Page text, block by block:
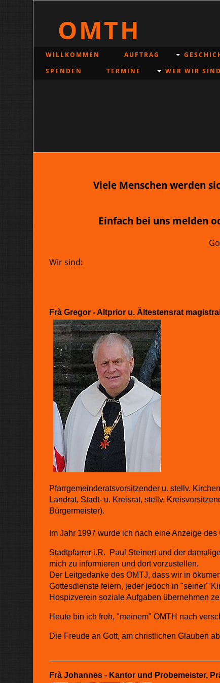
OMTH
WILLKOMMEN AUFTRAG
SPENDEN
TERMINE WER WIR SIND
Viele Menschen werden
Einfach bei uns melden
Wir
Frà Gregor - Altprior u. Ältestensrat
Pfarrgemeinderatsvorsitzender u. stellv.
Landrat, Stadt- u. Kreisrat, stellv.
Bürgermeister).
Im Jahr 1997 wurde ich nach eine Anzeige
Stadtpfarrer i.R. Paul Steinert und der
mich zu informieren und dort vorzustellen.
Der Leitgedanke des OMTJ, dass wir in
Gottesdienste feiern, jeder jedoch in "seiner"
Hospizverein soziale Aufgaben übernehmen
Heute bin ich froh, "meinem" OMTH nach
Die Freude an Gott, am christlichen Glauben
Frà Johannes - Kantor und Probemeister,